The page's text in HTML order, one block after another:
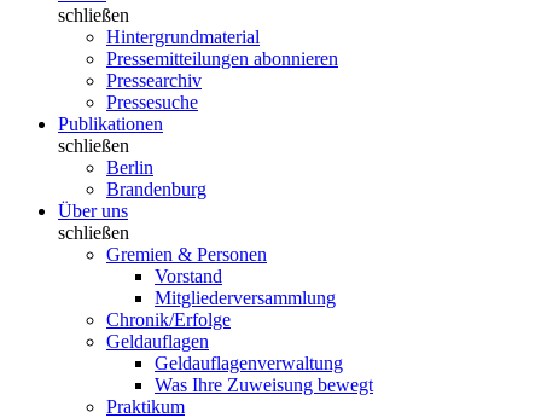
schließen
Hintergrundmaterial
Pressemitteilungen abonnieren
Pressearchiv
Pressesuche
Publikationen
schließen
Berlin
Brandenburg
Über uns
schließen
Gremien & Personen
Vorstand
Mitgliederversammlung
Chronik/Erfolge
Geldauflagen
Geldauflagenverwaltung
Was Ihre Zuweisung bewegt
Praktikum